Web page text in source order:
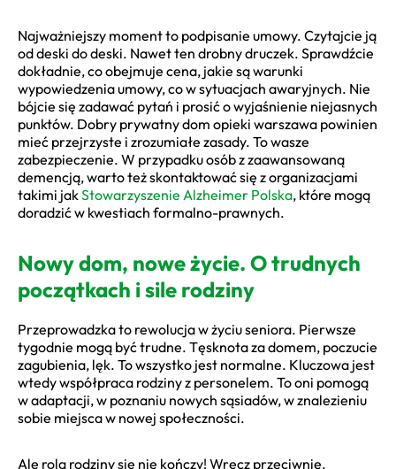
Najważniejszy moment to podpisanie umowy. Czytajcie ją
od deski do deski. Nawet ten drobny druczek. Sprawdźcie
dokładnie, co obejmuje cena, jakie są warunki
wypowiedzenia umowy, co w sytuacjach awaryjnych. Nie
bójcie się zadawać pytań i prosić o wyjaśnienie niejasnych
punktów. Dobry prywatny dom opieki warszawa powinien
mieć przejrzyste i zrozumiałe zasady. To wasze
zabezpieczenie. W przypadku osób z zaawansowaną
demencją, warto też skontaktować się z organizacjami
takimi jakStowarzyszenie Alzheimer Polska, które mogą
doradzić w kwestiach formalno-prawnych.
Nowy dom, nowe życie. O trudnych
początkach i sile rodziny
Przeprowadzka to rewolucja w życiu seniora. Pierwsze
tygodnie mogą być trudne. Tęsknota za domem, poczucie
zagubienia, lęk. To wszystko jest normalne. Kluczowa jest
wtedy współpraca rodziny z personelem. To oni pomogą
w adaptacji, w poznaniu nowych sąsiadów, w znalezieniu
sobie miejsca w nowej społeczności.
Ale rola rodziny się nie kończy! Wręcz przeciwnie.